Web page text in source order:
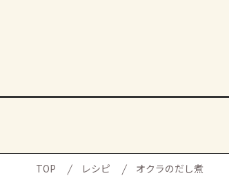
TOP レシピ オクラのだし煮